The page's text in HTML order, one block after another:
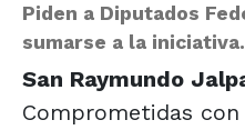
Piden a Diputados
sumarse a la iniciativa.
San Raymundo
Comprometidas